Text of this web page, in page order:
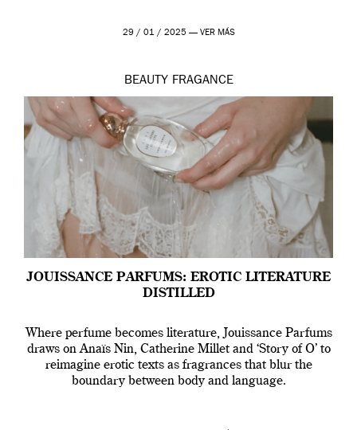
29 / 01 / 2025 — VER MÁS
BEAUTY FRAGANCE
JOUISSANCE PARFUMS: EROTIC LITERATURE
DISTILLED
Where perfume becomes literature, Jouissance Parfums
draws on Anaïs Nin, Catherine Millet and ‘Story of O’ to
reimagine erotic texts as fragrances that blur the
boundary between body and language.